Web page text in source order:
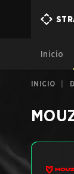
Inicio
INICIO